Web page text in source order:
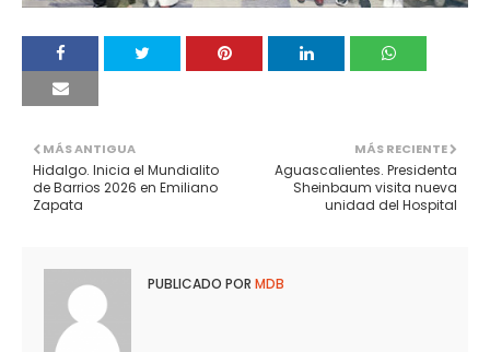
MÁS RECIENTE
Aguascalientes. Presidenta
Sheinbaum visita nueva
unidad del Hospital
MÁS ANTIGUA
Hidalgo. Inicia el Mundialito
de Barrios 2026 en Emiliano
Zapata
PUBLICADO POR MDB